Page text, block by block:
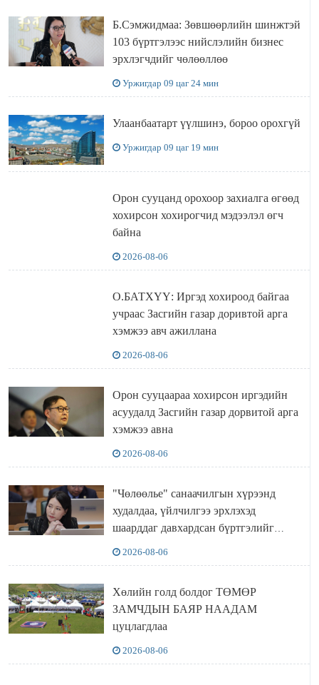
Б.Сэмжидмаа: Зөвшөөрлийн шинжтэй
103 бүртгэлээс нийслэлийн бизнес
эрхлэгчдийг чөлөөллөө
Уржигдар 09 цаг 24 мин
Улаанбаатарт үүлшинэ, бороо орохгүй
Уржигдар 09 цаг 19 мин
Орон сууцанд орохоор захиалга өгөөд
хохирсон хохирогчид мэдээлэл өгч
байна
2026-08-06
О.БАТХҮҮ: Иргэд хохироод байгаа
учраас Засгийн газар доривтой арга
хэмжээ авч ажиллана
2026-08-06
Орон сууцаараа хохирсон иргэдийн
асуудалд Засгийн газар дорвитой арга
хэмжээ авна
2026-08-06
"Чөлөөлье" санаачилгын хүрээнд
худалдаа, үйлчилгээ эрхлэхэд
шаарддаг давхардсан бүртгэлийг
2026-08-06
Хөлийн голд болдог ТӨМӨР
ЗАМЧДЫН БАЯР НААДАМ
цуцлагдлаа
2026-08-06